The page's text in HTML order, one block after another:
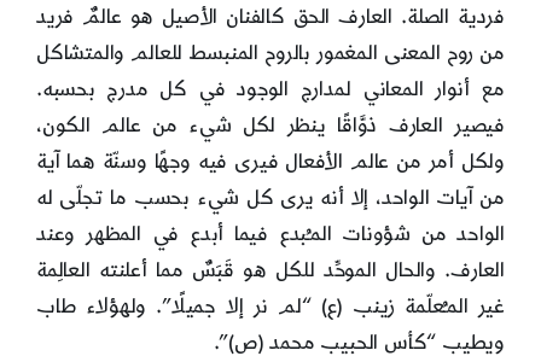
فردية الصلة. العارف الحق كالفنان الأصيل هو عالمٌ فريد
من روح المعنى المغمور بالروح المنبسط للعالم والمتشاكل
مع أنوار المعاني لمدارج الوجود في كل مدرج بحسبه.
فيصير العارف ذوَّاقًا ينظر لكل شيء من عالم الكون،
ولكل أمر من عالم الأفعال فيرى فيه وجهًا وسنّة هما آية
من آيات الواحد، إلا أنه يرى كل شيء بحسب ما تجلّى له
الواحد من شؤونات المـُبدع فيما أبدع في المظهر وعند
العارف. والحال الموحِّد للكل هو قَبَسٌ مما أعلنته العالِمة
غير المـُعلّمة زينب (ع) “لم نر إلا جميلًا”. ولهؤلاء طاب
ويطيب “كأس الحبيب محمد (ص)”.